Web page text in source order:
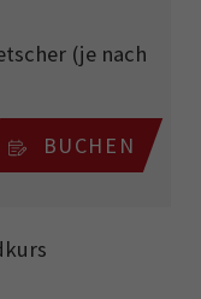
(je nach
BUCHEN